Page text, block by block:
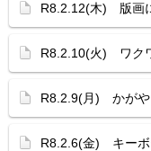
R8.2.12(木) 版画
R8.2.10(火) ワク
R8.2.9(月) かがや
R8.2.6(金) キーボ